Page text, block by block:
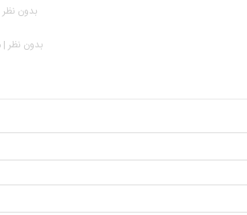
بدون نظر | 61
بدون نظر | 696 بازدید